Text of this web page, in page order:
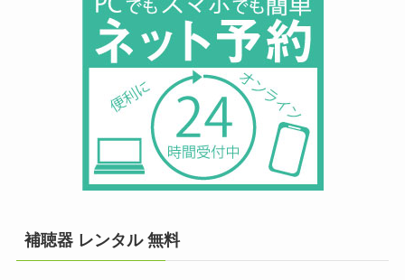
補聴器 レンタル 無料